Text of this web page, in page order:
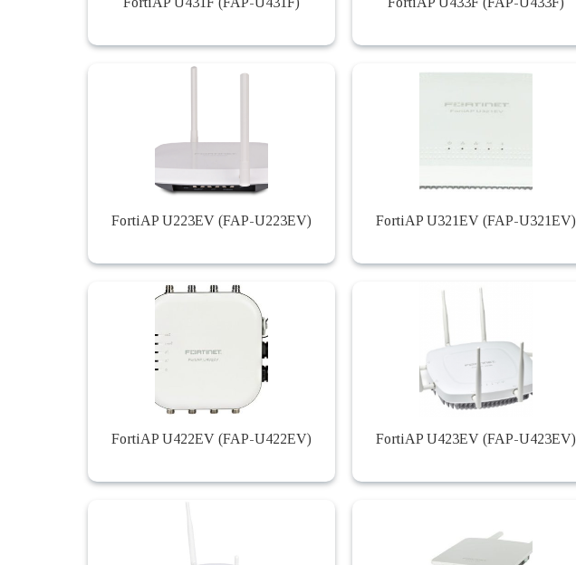
FortiAP U223EV (FAP-U223EV) FortiAP U321EV (FAP-U321EV)
FortiAP U422EV (FAP-U422EV) FortiAP U423EV (FAP-U423EV)